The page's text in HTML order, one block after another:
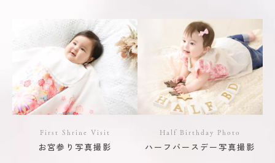
First Shrine Visit
お宮参り写真撮影
Half Birthday Photo
ハーフバースデー写真撮影